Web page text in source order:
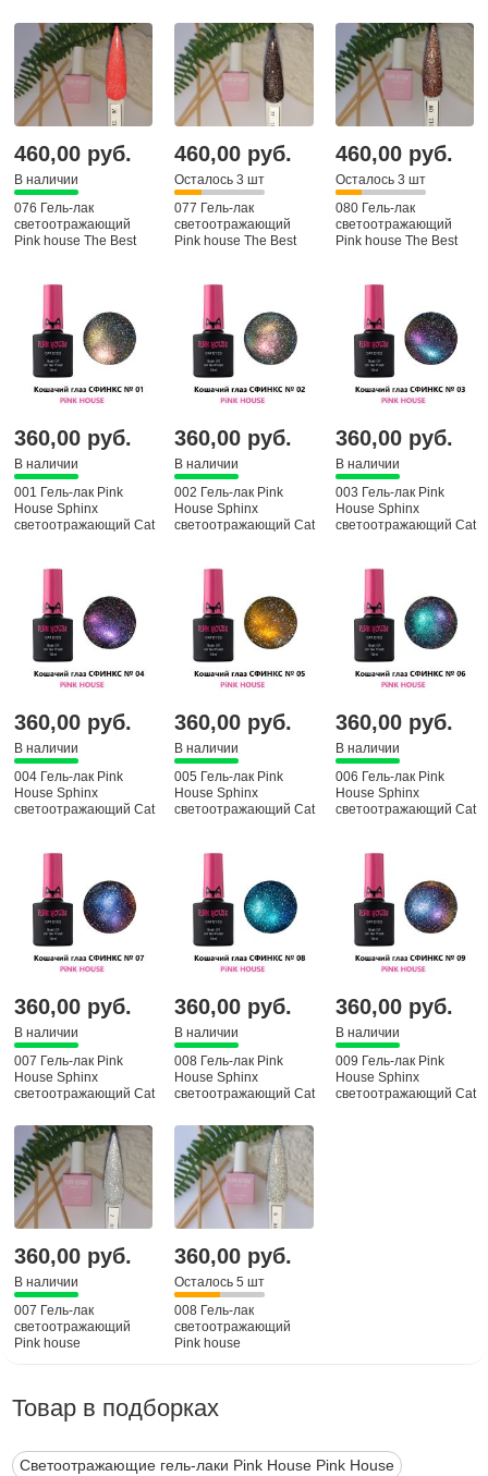
460,00 руб.
В наличии
076 Гель-лак
светоотражающий
Pink house The Best
460,00 руб.
Осталось 3 шт
077 Гель-лак
светоотражающий
Pink house The Best
460,00 руб.
Осталось 3 шт
080 Гель-лак
светоотражающий
Pink house The Best
360,00 руб.
В наличии
001 Гель-лак Pink
House Sphinx
светоотражающий Cat
360,00 руб.
В наличии
002 Гель-лак Pink
House Sphinx
светоотражающий Cat
360,00 руб.
В наличии
003 Гель-лак Pink
House Sphinx
светоотражающий Cat
360,00 руб.
В наличии
004 Гель-лак Pink
House Sphinx
светоотражающий Cat
360,00 руб.
В наличии
005 Гель-лак Pink
House Sphinx
светоотражающий Cat
360,00 руб.
В наличии
006 Гель-лак Pink
House Sphinx
светоотражающий Cat
360,00 руб.
В наличии
007 Гель-лак Pink
House Sphinx
светоотражающий Cat
360,00 руб.
В наличии
008 Гель-лак Pink
House Sphinx
светоотражающий Cat
360,00 руб.
В наличии
009 Гель-лак Pink
House Sphinx
светоотражающий Cat
360,00 руб.
В наличии
007 Гель-лак
светоотражающий
Pink house
360,00 руб.
Осталось 5 шт
008 Гель-лак
светоотражающий
Pink house
Товар в подборках
Светоотражающие гель-лаки Pink House Pink House